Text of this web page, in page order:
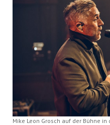
Mike Leon Grosch auf der Bühne in